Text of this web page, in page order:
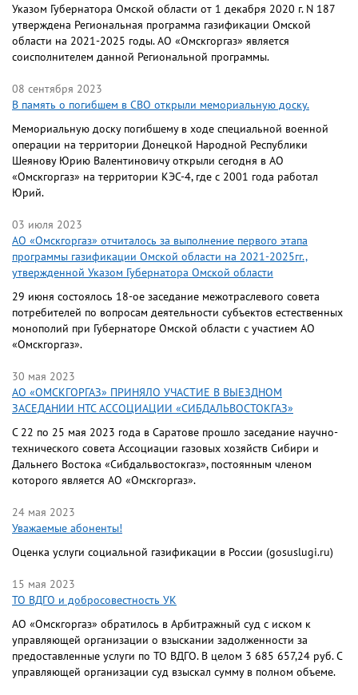
Указом Губернатора Омской области от 1 декабря 2020 г. N 187
утверждена Региональная программа газификации Омской
области на 2021-2025 годы. АО «Омскгоргаз» является
соисполнителем данной Региональной программы.
08 сентября 2023
В память о погибшем в СВО открыли мемориальную доску.
Мемориальную доску погибшему в ходе специальной военной
операции на территории Донецкой Народной Республики
Шеянову Юрию Валентиновичу открыли сегодня в АО
«Омскгоргаз» на территории КЭС-4, где с 2001 года работал
Юрий.
03 июля 2023
АО «Омскгоргаз» отчиталось за выполнение первого этапа
программы газификации Омской области на 2021-2025гг.,
утвержденной Указом Губернатора Омской области
29 июня состоялось 18-ое заседание межотраслевого совета
потребителей по вопросам деятельности субъектов естественных
монополий при Губернаторе Омской области с участием АО
«Омскгоргаз».
30 мая 2023
АО «ОМСКГОРГАЗ» ПРИНЯЛО УЧАСТИЕ В ВЫЕЗДНОМ
ЗАСЕДАНИИ НТС АССОЦИАЦИИ «СИБДАЛЬВОСТОКГАЗ»
С 22 по 25 мая 2023 года в Саратове прошло заседание научно-
технического совета Ассоциации газовых хозяйств Сибири и
Дальнего Востока «Сибдальвостокгаз», постоянным членом
которого является АО «Омскгоргаз».
24 мая 2023
Уважаемые абоненты!
Оценка услуги социальной газификации в России (gosuslugi.ru)
15 мая 2023
ТО ВДГО и добросовестность УК
АО «Омскгоргаз» обратилось в Арбитражный суд с иском к
управляющей организации о взыскании задолженности за
предоставленные услуги по ТО ВДГО. В целом 3 685 657,24 руб. С
управляющей организации суд взыскал сумму в полном объеме.